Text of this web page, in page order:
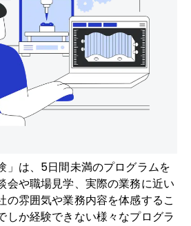
」は、5日間未満のプログラムを
会や職場見学、実際の業務に近い
の雰囲気や業務内容を体感するこ
しか経験できない様々なプログラ